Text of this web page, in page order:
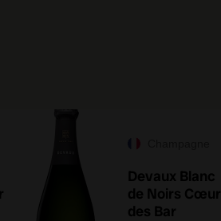
Devaux Blanc
de Noirs Cœur
des Bar